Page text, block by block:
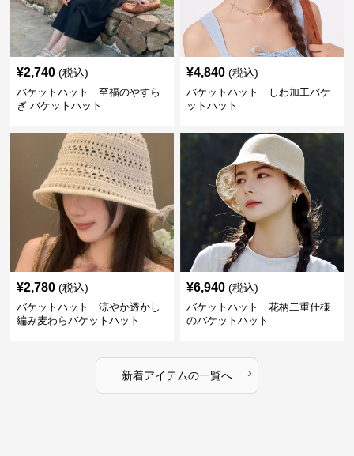
¥2,740 (税込)
バケットハット 至福のやすら
ぎ バケットハット
¥4,840 (税込)
バケットハット しわ加工バケ
ットハット
¥2,780 (税込)
バケットハット 涼やか透かし
編み麦わらバケットハット
¥6,940 (税込)
バケットハット 花柄二重仕様
のバケットハット
新着アイテムの一覧へ ›